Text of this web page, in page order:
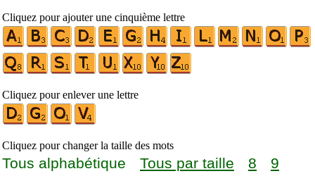
Cliquez pour ajouter une cinquième lettre
Cliquez pour enlever une lettre
Cliquez pour changer la taille des mots
Tous alphabétique Tous par taille 8
9